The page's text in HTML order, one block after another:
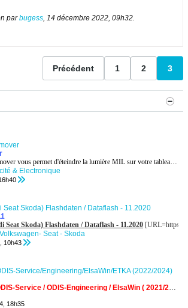
parbugess, 14 décembre 2022, 09h32.
Précédent 1 2 3
MTX DTC Remover vous permet d'éteindre la lumière MIL sur votre tableau de bord; cela se fait en désactivant le code P OBD relatif de la logique interne
& Electronique
Seat Skoda) Flashdaten / Dataflash - 11.2020
Seat Skoda) Flashdaten / Dataflash - 11.2020 [URL=https://
Seat - Skoda
10h43
Service/Engineering/ElsaWin/ETKA (2022/2024)
Service / ODIS-Engineering / ElsaWin ( 2021/2025 )
18h35